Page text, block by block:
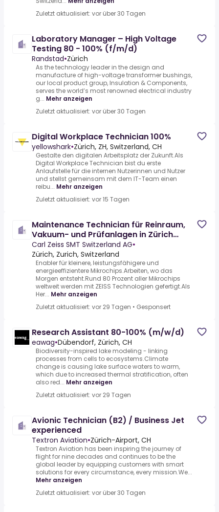
Zuletzt aktualisiert: vor über 30 Tagen
Laboratory Manager – High Voltage
Testing 80 - 100% (f/m/d)
Randstad•Zürich
As the technology leader in the design and
manufacture of high-voltage transformer bushings,
our local product group, Insulation & Components,
serves the world’s most renowned electrical industry
g... Mehr anzeigen
Zuletzt aktualisiert: vor über 30 Tagen
Digital Workplace Technician 100%
yellowshark•Zürich, ZH, Switzerland, CH
Gestalte den digitalen Arbeitsplatz der Zukunft.Als
Digital Workplace Technician bist du erste
Anlaufstelle für die internen Nutzerinnen und Nutzer
und stellst gemeinsam mit dem IT-Team einen
reibu... Mehr anzeigen
Zuletzt aktualisiert: vor 15 Tagen
Maintenance Technician für Reinraum,
Vakuum- und Prüfanlagen in Zürich
(m/w/x)
Carl Zeiss SMT Switzerland AG•
Zürich, Zurich, Switzerland
Enabler für kleinere, leistungsfähigere und
energieeffizientere Mikrochips.Arbeiten, wo das
Morgen entsteht.Rund 80 Prozent aller Mikrochips
weltweit werden mit ZEISS Technologien gefertigt.Als
Her... Mehr anzeigen
Zuletzt aktualisiert: vor 29 Tagen • Gesponsert
Research Assistant 80-100% (m/w/d)
eawag•Dübendorf, Zürich, CH
Biodiversity-inspired lake modeling - linking
processes from cells to ecosystems.Climate
change is causing lake surface waters to warm,
which due to increased thermal stratification, often
also red... Mehr anzeigen
Zuletzt aktualisiert: vor 29 Tagen
Avionic Technician (B2) / Business Jet
experienced
Textron Aviation•Zürich-Airport, CH
Textron Aviation has been inspiring the journey of
flight for nine decades and continues to be the
global leader by equipping customers with smart
solutions for every circumstance, every mission.We...
Mehr anzeigen
Zuletzt aktualisiert: vor über 30 Tagen